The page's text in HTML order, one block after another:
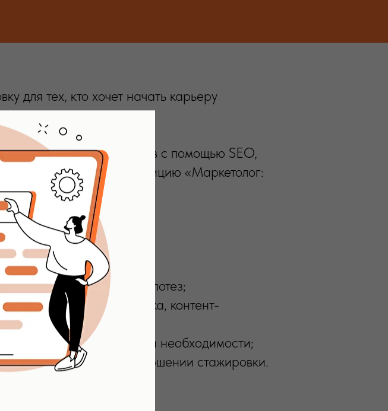
для тех, кто хочет начать карьеру
находить клиентов с помощью SEO,
мы открываем позицию «Маркетолог:
до внедрения гипотез;
копирайтинг, аналитика, контент-
для ВУЗа — при необходимости;
у партнеров по завершении стажировки.